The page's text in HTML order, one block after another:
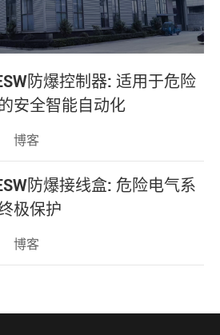
防爆控制器: 适用于危险
安全智能自动化
博客
防爆接线盒: 危险电气系
极保护
博客